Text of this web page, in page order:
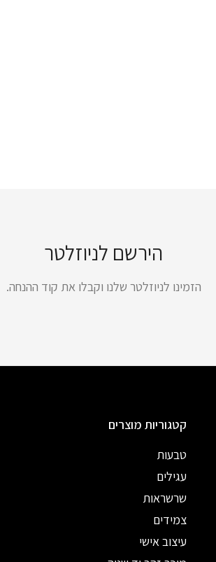
הירשם לניוזלטר
הזמינו לניוזלטר שלנו וקבלו את קוד ההנחה.
קטגוריות מוצרים
טבעות
עגילים
שרשראות
צמידים
עיצוב אישי